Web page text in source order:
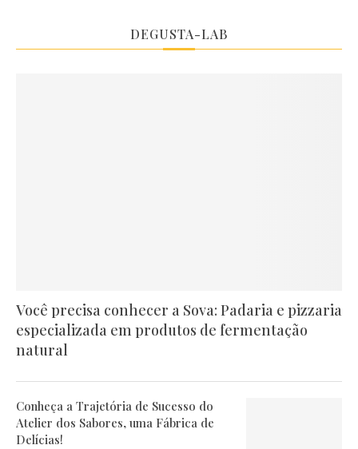
DEGUSTA-LAB
Você precisa conhecer a Sova: Padaria e pizzaria
especializada em produtos de fermentação
natural
Conheça a Trajetória de Sucesso do
Atelier dos Sabores, uma Fábrica de
Delícias!